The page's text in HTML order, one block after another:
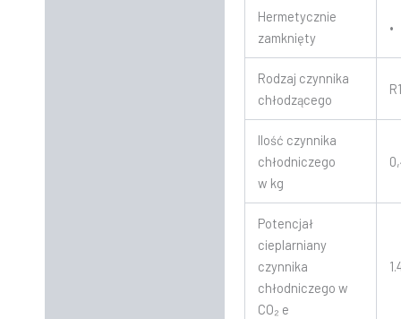
Hermetycznie
zamknięty
•
Rodzaj czynnika
chłodzącego
Ilość czynnika
chłodniczego
w kg
Potencjał
cieplarniany
czynnika
chłodniczego w
CO₂ e